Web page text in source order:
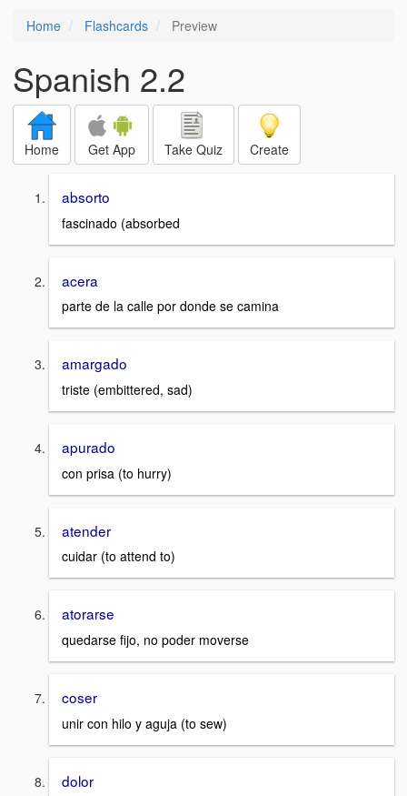
Home Flashcards Preview
Spanish 2.2
Home Get App Take Quiz Create
absorto
fascinado (absorbed
acera
parte de la calle por donde se camina
amargado
triste (embittered, sad)
apurado
con prisa (to hurry)
atender
cuidar (to attend to)
atorarse
quedarse fijo, no poder moverse
coser
unir con hilo y aguja (to sew)
dolor